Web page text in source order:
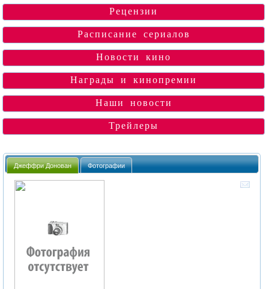
Рецензии
Расписание сериалов
Новости кино
Награды и кинопремии
Наши новости
Трейлеры
Джеффри Донован Фотографии